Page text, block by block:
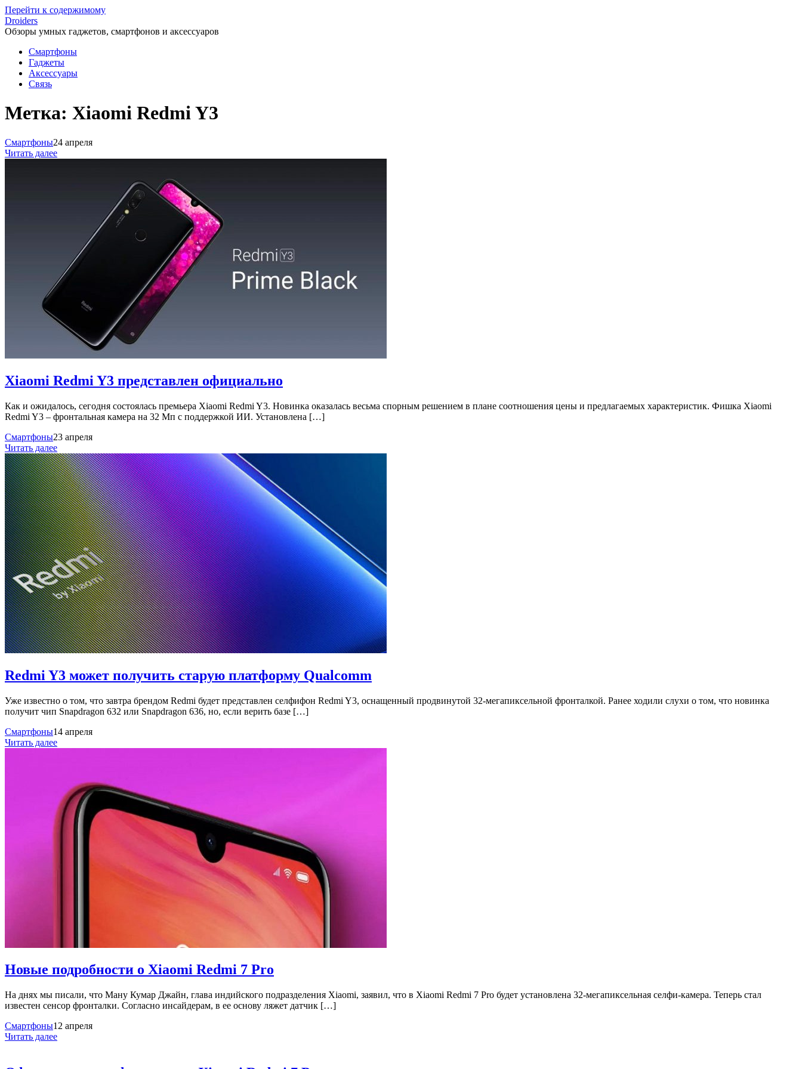
Перейти к содержимому
Droiders
Обзоры умных гаджетов, смартфонов и аксессуаров
Смартфоны
Гаджеты
Аксессуары
Связь
Метка: Xiaomi Redmi Y3
Смартфоны24 апреля
Читать далее
Xiaomi Redmi Y3 представлен официально
Как и ожидалось, сегодня состоялась премьера Xiaomi Redmi Y3. Новинка оказалась весьма спорным решением в плане соотношения цены и предлагаемых характеристик. Фишка Xiaomi
Redmi Y3 – фронтальная камера на 32 Мп с поддержкой ИИ. Установлена […]
Смартфоны23 апреля
Читать далее
Redmi Y3 может получить старую платформу Qualcomm
Уже известно о том, что завтра брендом Redmi будет представлен селфифон Redmi Y3, оснащенный продвинутой 32-мегапиксельной фронталкой. Ранее ходили слухи о том, что новинка
получит чип Snapdragon 632 или Snapdragon 636, но, если верить базе […]
Смартфоны14 апреля
Читать далее
Новые подробности о Xiaomi Redmi 7 Pro
На днях мы писали, что Ману Кумар Джайн, глава индийского подразделения Xiaomi, заявил, что в Xiaomi Redmi 7 Pro будет установлена 32-мегапиксельная селфи-камера. Теперь стал
известен сенсор фронталки. Согласно инсайдерам, в ее основу ляжет датчик […]
Смартфоны12 апреля
Читать далее